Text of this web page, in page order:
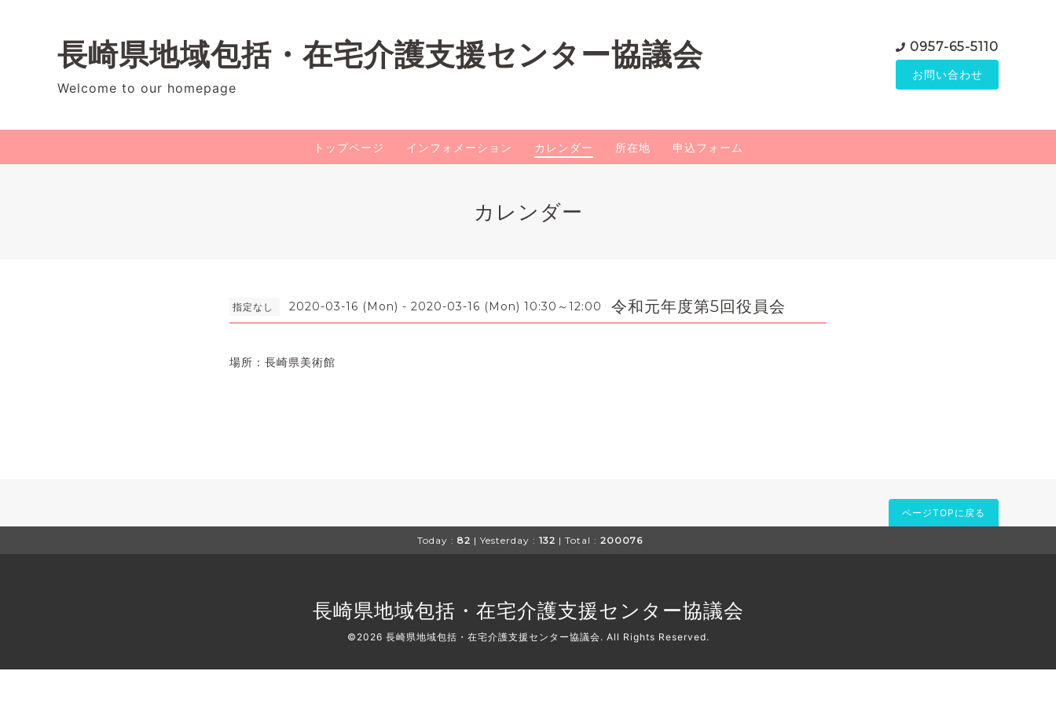
長崎県地域包括・在宅介護支援センター協議会
Welcome to our homepage
0957-65-5110
お問い合わせ
トップページ インフォメーション カレンダー 所在地 申込フォーム
カレンダー
指定なし 2020-03-16 (Mon) - 2020-03-16 (Mon) 10:30～12:00 令和元年度第5回役員会
場所：長崎県美術館
ページTOPに戻る
Today : 82 | Yesterday : 132 | Total : 200076
長崎県地域包括・在宅介護支援センター協議会
©2026 長崎県地域包括・在宅介護支援センター協議会. All Rights Reserved.